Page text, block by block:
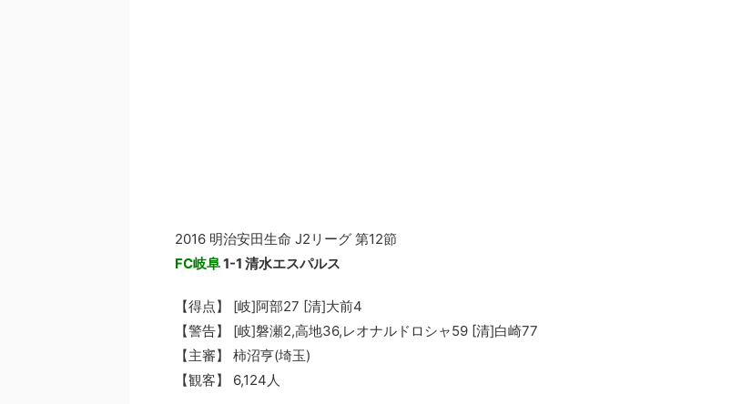
2016 明治安田生命 J2リーグ 第12節
FC岐阜1-1 清水エスパルス
【得点】 [岐]阿部27 [清]大前4
【警告】 [岐]磐瀬2,高地36,レオナルドロシャ59 [清]白崎77
【主審】 柿沼亨(埼玉)
【観客】 6,124人